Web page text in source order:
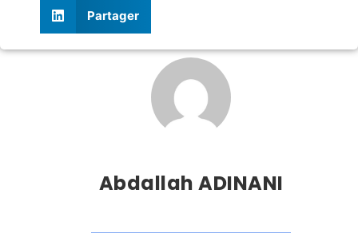
Partager
Abdallah ADINANI